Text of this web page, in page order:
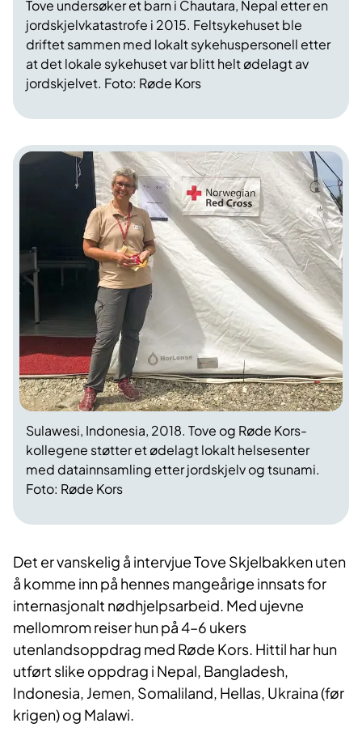
Tove undersøker et barn i Chautara, Nepal etter en
jordskjelvkatastrofe i 2015. Feltsykehuset ble
driftet sammen med lokalt sykehuspersonell etter
at det lokale sykehuset var blitt helt ødelagt av
jordskjelvet. Foto: Røde Kors
Sulawesi, Indonesia, 2018. Tove og Røde Kors-
kollegene støtter et ødelagt lokalt helsesenter
med datainnsamling etter jordskjelv og tsunami.
Foto: Røde Kors
Det er vanskelig å intervjue Tove Skjelbakken uten
å komme inn på hennes mangeårige innsats for
internasjonalt nødhjelpsarbeid. Med ujevne
mellomrom reiser hun på 4–6 ukers
utenlandsoppdrag med Røde Kors. Hittil har hun
utført slike oppdrag i Nepal, Bangladesh,
Indonesia, Jemen, Somaliland, Hellas, Ukraina (før
krigen) og Malawi.